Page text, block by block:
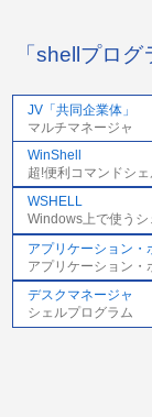
「shellプロ
JV「共同企業体」
マルチマネージャ
WinShell
超!便利コマンドシ
WSHELL
Windows上で使うシ
アプリケーション・
アプリケーション・
デスクマネージャ
シェルプログラム